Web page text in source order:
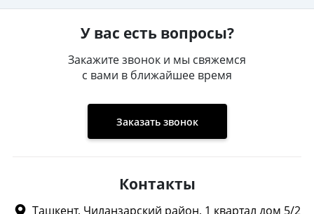
У вас есть вопросы?
Закажите звонок и мы свяжемся
с вами в ближайшее время
Заказать звонок
Контакты
Ташкент, Чиланзарский район, 1 квартал дом 5/2